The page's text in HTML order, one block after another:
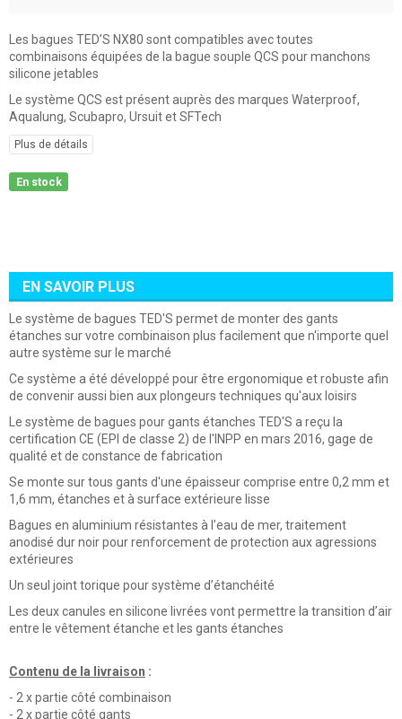
Les bagues TED’S NX80 sont compatibles avec toutes
combinaisons équipées de la bague souple QCS pour manchons
silicone jetables
Le système QCS est présent auprès des marques Waterproof,
Aqualung, Scubapro, Ursuit et SFTech
Plus de détails
En stock
EN SAVOIR PLUS
Le système de bagues TED'S permet de monter des gants
étanches sur votre combinaison plus facilement que n'importe quel
autre système sur le marché
Ce système a été développé pour être ergonomique et robuste afin
de convenir aussi bien aux plongeurs techniques qu'aux loisirs
Le système de bagues pour gants étanches TED'S a reçu la
certification CE (EPI de classe 2) de l'INPP en mars 2016, gage de
qualité et de constance de fabrication
Se monte sur tous gants d'une épaisseur comprise entre 0,2 mm et
1,6 mm, étanches et à surface extérieure lisse
Bagues en aluminium résistantes à l’eau de mer, traitement
anodisé dur noir pour renforcement de protection aux agressions
extérieures
Un seul joint torique pour système d’étanchéité
Les deux canules en silicone livrées vont permettre la transition d’air
entre le vêtement étanche et les gants étanches
Contenu de la livraison :
- 2 x partie côté combinaison
- 2 x partie côté gants